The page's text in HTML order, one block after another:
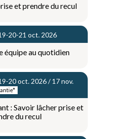
et prendre du recul
20-21 oct. 2026
équipe au quotidien
20 oct. 2026 / 17 nov.
: Savoir lâcher prise et
du recul